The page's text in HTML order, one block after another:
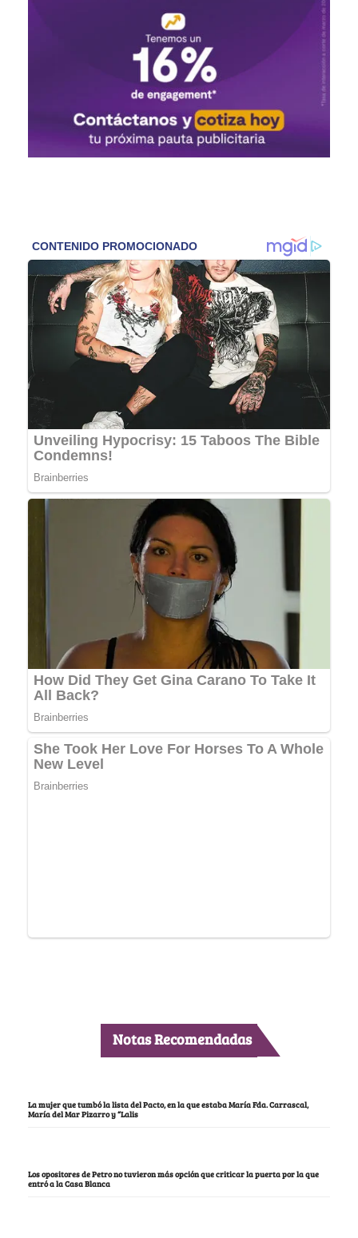
Notas Recomendadas
La mujer que tumbó la lista del Pacto, en la que estaba María Fda. Carrascal,
María del Mar Pizarro y “Lalis
Los opositores de Petro no tuvieron más opción que criticar la puerta por la que
entró a la Casa Blanca